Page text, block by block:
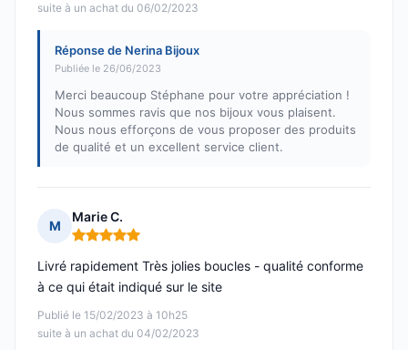
suite à un achat du 06/02/2023
Réponse de Nerina Bijoux
Publiée le 26/06/2023
Merci beaucoup Stéphane pour votre appréciation !
Nous sommes ravis que nos bijoux vous plaisent.
Nous nous efforçons de vous proposer des produits
de qualité et un excellent service client.
M
Marie C.
Note : 5 sur 5
Publié le 15/02/2023 à 10h25
suite à un achat du 04/02/2023
Livré rapidement Très jolies boucles - qualité conforme
à ce qui était indiqué sur le site